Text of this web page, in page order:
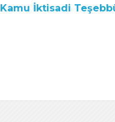
Kamu İktisadi